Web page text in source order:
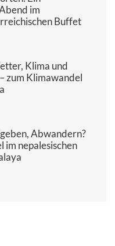
im
Buffet
Klima und
zum Klimawandel
Abwandern?
im nepalesischen